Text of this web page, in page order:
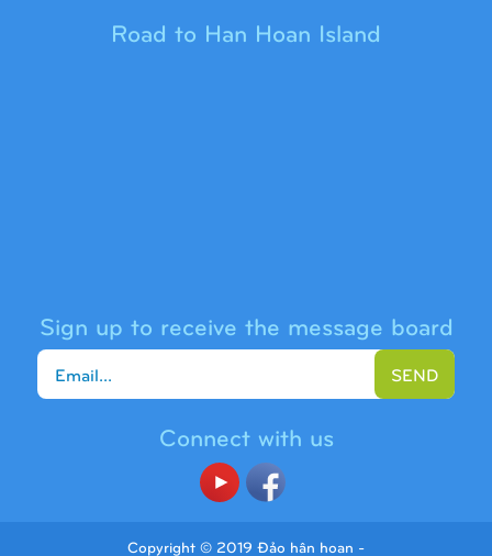
(Tiếng Việt) Cầu trượt liên hoàn 9H1225
Road to Han Hoan Island
Sign up to receive the message board
SEND
Connect with us
Copyright © 2019 Đảo hân hoan -